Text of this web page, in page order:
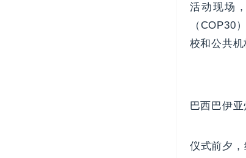
活动现场
（COP30
校和公共机
巴西巴伊
仪式前夕，